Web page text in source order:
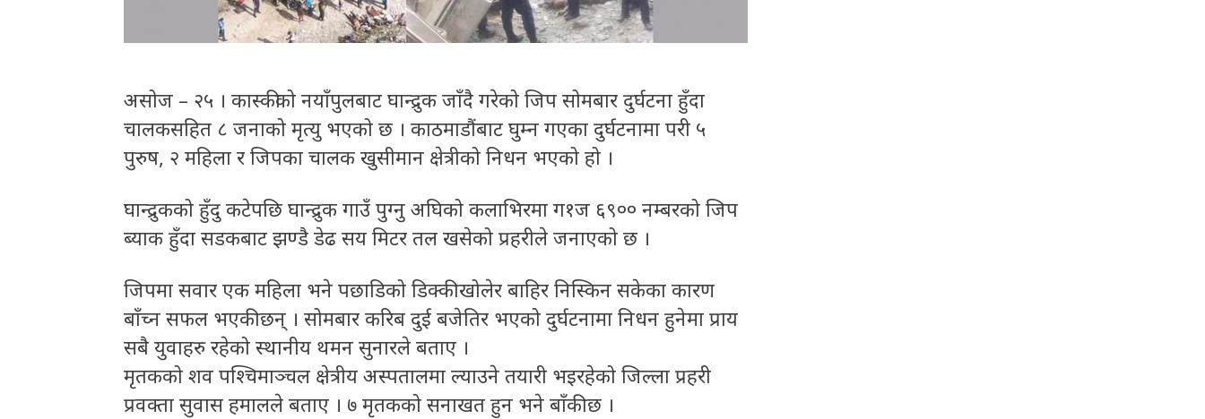
असोज – २५ । कास्कीको नयाँपुलबाट घान्द्रुक जाँदै गरेको जिप सोमबार दुर्घटना हुँदा
चालकसहित ८ जनाको मृत्यु भएको छ । काठमाडौंबाट घुम्न गएका दुर्घटनामा परी ५
पुरुष, २ महिला र जिपका चालक खुसीमान क्षेत्रीको निधन भएको हो ।
घान्द्रुकको हुँदु कटेपछि घान्द्रुक गाउँ पुग्नु अघिको कलाभिरमा ग१ज ६९०० नम्बरको जिप
ब्याक हुँदा सडकबाट झण्डै डेढ सय मिटर तल खसेको प्रहरीले जनाएको छ ।
जिपमा सवार एक महिला भने पछाडिको डिक्की खोलेर बाहिर निस्किन सकेका कारण
बाँच्न सफल भएकी छन् । सोमबार करिब दुई बजेतिर भएको दुर्घटनामा निधन हुनेमा प्राय
सबै युवाहरु रहेको स्थानीय थमन सुनारले बताए ।
मृतकको शव पश्चिमाञ्चल क्षेत्रीय अस्पतालमा ल्याउने तयारी भइरहेको जिल्ला प्रहरी
प्रवक्ता सुवास हमालले बताए । ७ मृतकको सनाखत हुन भने बाँकी छ ।